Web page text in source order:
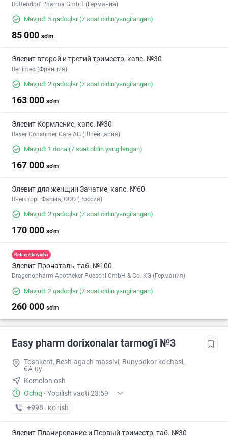
Rottendorf Pharma GmbH (Германия)
Mavjud: 5 qadoqlar(7 soat oldin yangilangan)
85 000 so'm
Элевит второй и третий триместр, капс. №30
Berlimed (Франция)
Mavjud: 2 qadoqlar(7 soat oldin yangilangan)
163 000 so'm
Элевит Кормление, капс. №30
Bayer Consumer Care AG (Швейцария)
Mavjud: 1 dona (7 soat oldin yangilangan)
167 000 so'm
Элевит для женщин Зачатие, капс. №60
Внешторг Фарма, ООО (Россия)
Mavjud: 2 qadoqlar(7 soat oldin yangilangan)
170 000 so'm
Retsept bo'yicha
Элевит Пронаталь, таб. №100
Dragenopharm Apotheker Pueschl CmbH & Co. KG (Германия)
Mavjud: 2 qadoqlar(7 soat oldin yangilangan)
260 000 so'm
Easy pharm dorixonalar tarmog'i №3
Toshkent, Besh-agach massivi, Bunyodkor ko'chasi,
6A-uy
Komolon osh
Ochiq · Yopilish vaqti 23:59
+998 (71) XXX-XX-XX
кo’rish
Элевит Планирование и Первый триместр, таб. №30